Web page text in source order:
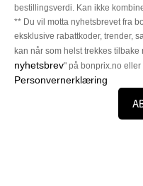
bestillingsverdi. Kan ikke
** Du vil motta nyhetsbrevet fra
eksklusive rabattkoder, trender,
kan når som helst trekkes
nyhetsbrev" på bonprix.no
Personvernerklæring